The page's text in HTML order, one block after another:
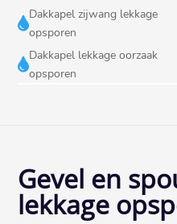

Dakkapel zijwang lekkage
opsporen

Dakkapel lekkage oorzaak
opsporen
Gevel en
lekkage